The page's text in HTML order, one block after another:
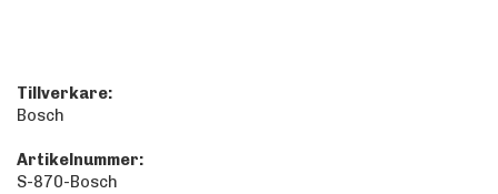
Tillverkare:
Bosch
Artikelnummer:
S-870-Bosch